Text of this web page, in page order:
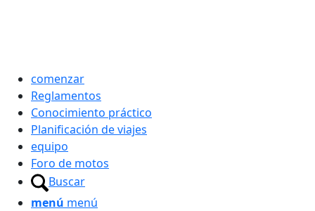
comenzar
Reglamentos
Conocimiento práctico
Planificación de viajes
equipo
Foro de motos
Buscar
menú menú